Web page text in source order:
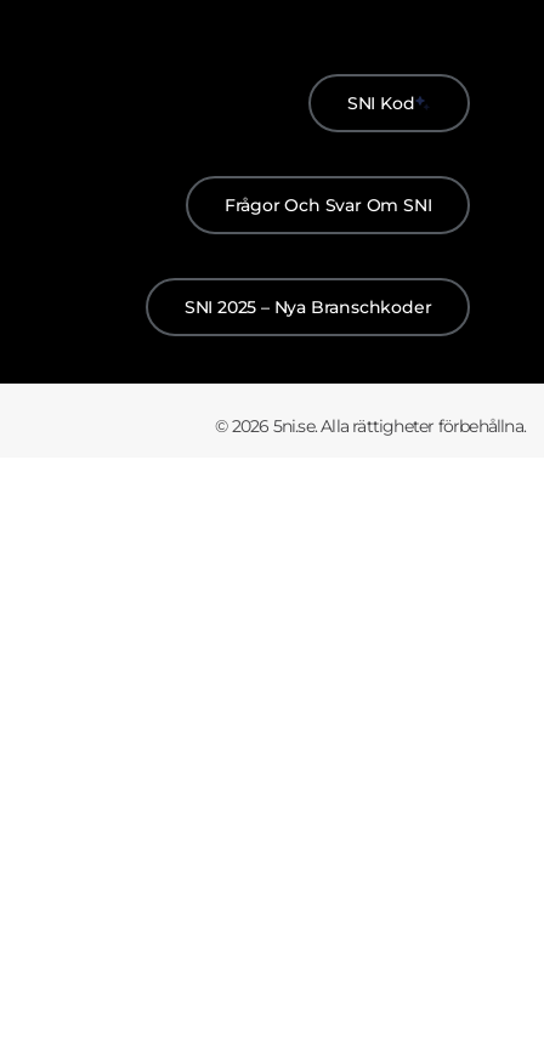
SNI Kod
Frågor Och Svar Om SNI
SNI 2025 – Nya Branschkoder
© 2026 5ni.se. Alla rättigheter förbehållna.